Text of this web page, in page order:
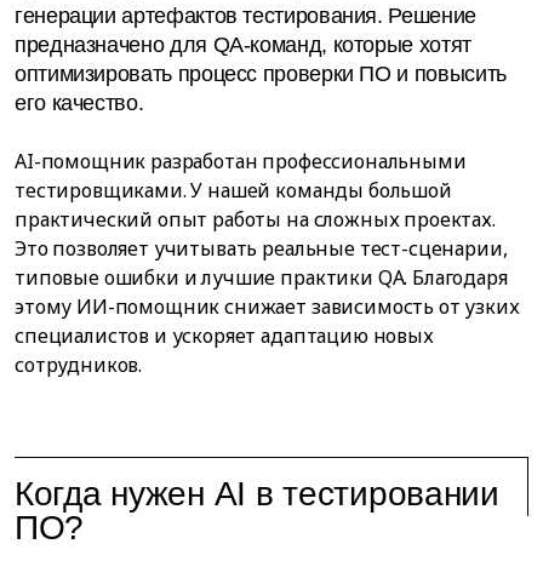
генерации артефактов тестирования. Решение
предназначено для QA-команд, которые хотят
оптимизировать процесс проверки ПО и повысить
его качество.
AI-помощник разработан профессиональными
тестировщиками. У нашей команды большой
практический опыт работы на сложных проектах.
Это позволяет учитывать реальные тест-сценарии,
типовые ошибки и лучшие практики QA. Благодаря
этому ИИ-помощник снижает зависимость от узких
специалистов и ускоряет адаптацию новых
сотрудников.
Когда нужен AI в тестировании
ПО?